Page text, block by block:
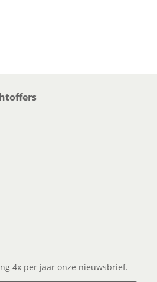
4x per jaar onze nieuwsbrief.